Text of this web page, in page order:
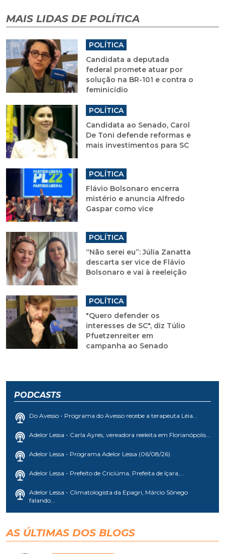
MAIS LIDAS DE POLÍTICA
POLÍTICA
Candidata a deputada
federal promete atuar por
solução na BR-101 e contra o
feminicídio
POLÍTICA
Candidata ao Senado, Carol
De Toni defende reformas e
mais investimentos para SC
POLÍTICA
Flávio Bolsonaro encerra
mistério e anuncia Alfredo
Gaspar como vice
POLÍTICA
“Não serei eu”: Júlia Zanatta
descarta ser vice de Flávio
Bolsonaro e vai à reeleição
POLÍTICA
"Quero defender os
interesses de SC", diz Túlio
Pfuetzenreiter em
campanha ao Senado
PODCASTS
Do Avesso - Programa do Avesso recebe a terapeuta Léia...
Adelor Lessa - Carla Ayres, vereadora reeleita em Florianópolis...
Adelor Lessa - Programa Adelor Lessa (06/08/26)
Adelor Lessa - Prefeito de Criciúma, Prefeita de Içara,...
Adelor Lessa - Climatologista da Epagri, Márcio Sônego
falando...
AS ÚLTIMAS DOS BLOGS